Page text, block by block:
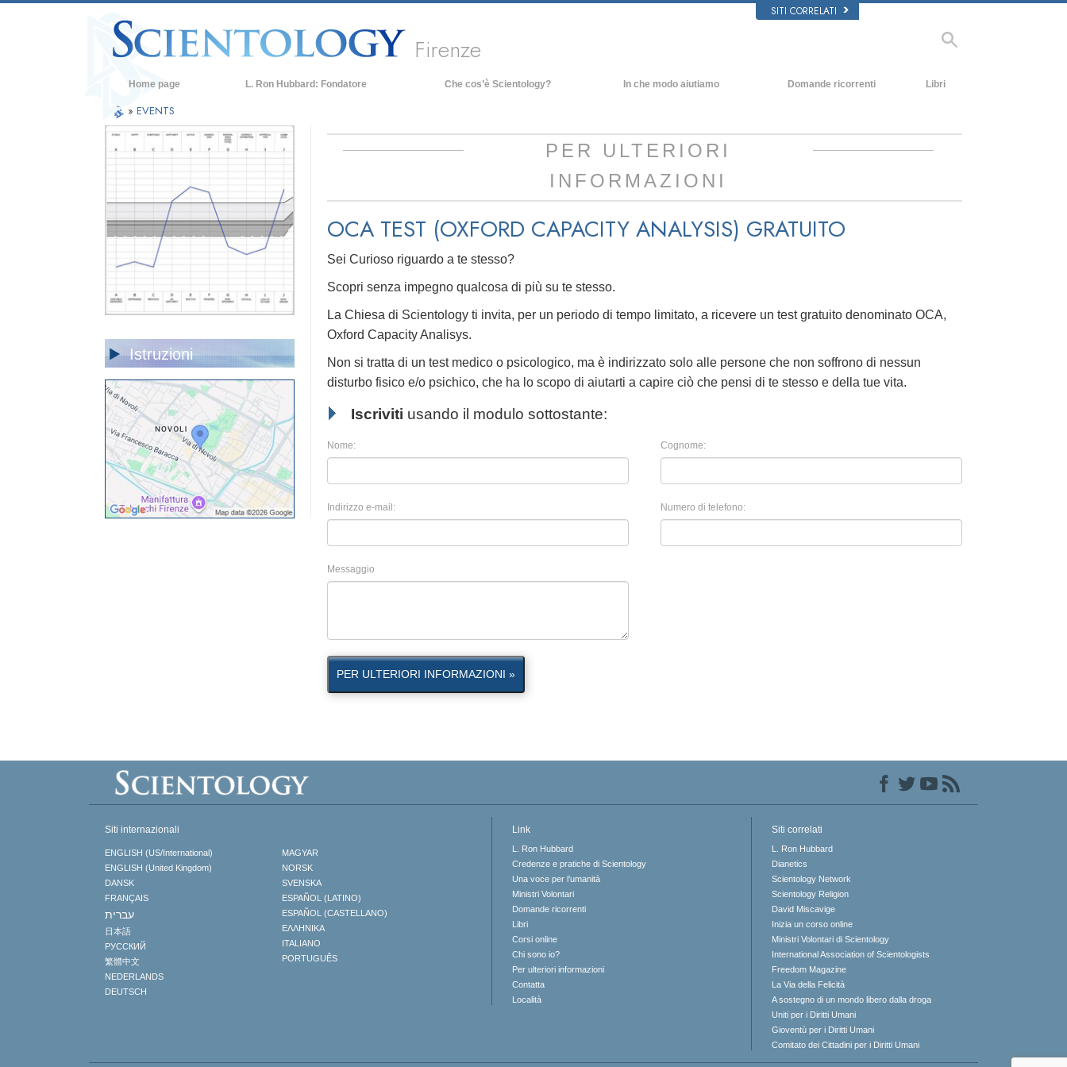
SITI CORRELATI
Firenze
Home page L. Ron Hubbard: Fondatore Che cos’è Scientology?
Incontra uno Scientologist
All’interno di una Chiesa
I Principi Fondamentali di Scientology
Un’Introduzione a Dianetics
Amore e Odio:
Che Cos’è la Grandezza?
In che modo aiutiamo Domande ricorrenti Libri
» EVENTS
PER ULTERIORI
INFORMAZIONI
OCA TEST (OXFORD CAPACITY ANALYSIS) GRATUITO
Sei Curioso riguardo a te stesso?
Scopri senza impegno qualcosa di più su te stesso.
La Chiesa di Scientology ti invita, per un periodo di tempo limitato, a ricevere un test gratuito denominato OCA,
Oxford Capacity Analisys.
Non si tratta di un test medico o psicologico, ma è indirizzato solo alle persone che non soffrono di nessun
disturbo fisico e/o psichico, che ha lo scopo di aiutarti a capire ciò che pensi di te stesso e della tue vita.
Iscriviti usando il modulo sottostante:
Nome: Cognome:
Indirizzo e-mail: Numero di telefono:
Messaggio
PER ULTERIORI INFORMAZIONI »
Istruzioni
Siti internazionali
ENGLISH (US/International)
ENGLISH (United Kingdom)
DANSK
FRANÇAIS
עברית
日本語
РУССКИЙ
繁體中文
NEDERLANDS
DEUTSCH
MAGYAR
NORSK
SVENSKA
ESPAÑOL (LATINO)
ESPAÑOL (CASTELLANO)
ΕΛΛΗΝΙΚA
ITALIANO
PORTUGUÊS
Link
L. Ron Hubbard
Credenze e pratiche di Scientology
Una voce per l’umanità
Ministri Volontari
Domande ricorrenti
Libri
Corsi online
Chi sono io?
Per ulteriori informazioni
Contatta
Località
Siti correlati
L. Ron Hubbard
Dianetics
Scientology Network
Scientology Religion
David Miscavige
Inizia un corso online
Ministri Volontari di Scientology
International Association of Scientologists
Freedom Magazine
La Via della Felicità
A sostegno di un mondo libero dalla droga
Uniti per i Diritti Umani
Gioventù per i Diritti Umani
Comitato dei Cittadini per i Diritti Umani